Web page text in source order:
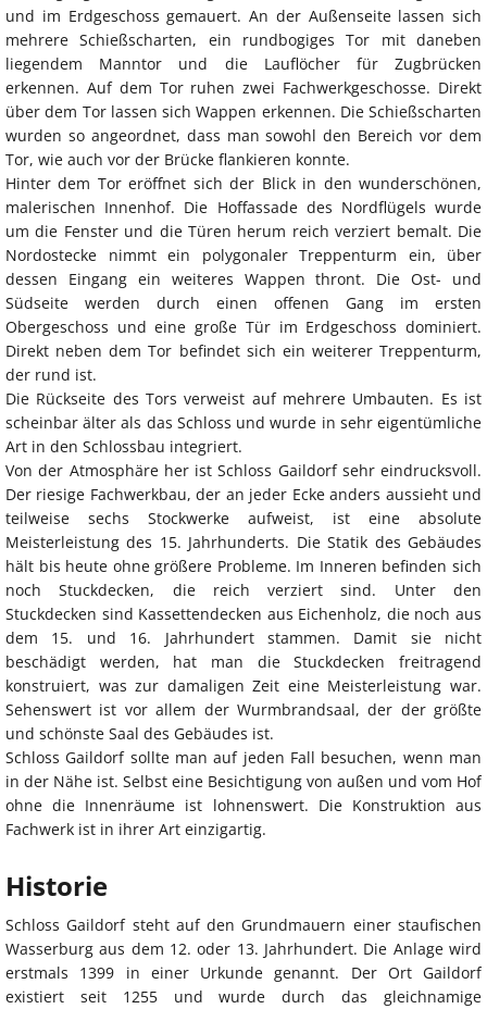
und im Erdgeschoss gemauert. An der Außenseite lassen sich
mehrere Schießscharten, ein rundbogiges Tor mit daneben
liegendem Manntor und die Lauflöcher für Zugbrücken
erkennen. Auf dem Tor ruhen zwei Fachwerkgeschosse. Direkt
über dem Tor lassen sich Wappen erkennen. Die Schießscharten
wurden so angeordnet, dass man sowohl den Bereich vor dem
Tor, wie auch vor der Brücke flankieren konnte.
Hinter dem Tor eröffnet sich der Blick in den wunderschönen,
malerischen Innenhof. Die Hoffassade des Nordflügels wurde
um die Fenster und die Türen herum reich verziert bemalt. Die
Nordostecke nimmt ein polygonaler Treppenturm ein, über
dessen Eingang ein weiteres Wappen thront. Die Ost- und
Südseite werden durch einen offenen Gang im ersten
Obergeschoss und eine große Tür im Erdgeschoss dominiert.
Direkt neben dem Tor befindet sich ein weiterer Treppenturm,
der rund ist.
Die Rückseite des Tors verweist auf mehrere Umbauten. Es ist
scheinbar älter als das Schloss und wurde in sehr eigentümliche
Art in den Schlossbau integriert.
Von der Atmosphäre her ist Schloss Gaildorf sehr eindrucksvoll.
Der riesige Fachwerkbau, der an jeder Ecke anders aussieht und
teilweise sechs Stockwerke aufweist, ist eine absolute
Meisterleistung des 15. Jahrhunderts. Die Statik des Gebäudes
hält bis heute ohne größere Probleme. Im Inneren befinden sich
noch Stuckdecken, die reich verziert sind. Unter den
Stuckdecken sind Kassettendecken aus Eichenholz, die noch aus
dem 15. und 16. Jahrhundert stammen. Damit sie nicht
beschädigt werden, hat man die Stuckdecken freitragend
konstruiert, was zur damaligen Zeit eine Meisterleistung war.
Sehenswert ist vor allem der Wurmbrandsaal, der der größte
und schönste Saal des Gebäudes ist.
Schloss Gaildorf sollte man auf jeden Fall besuchen, wenn man
in der Nähe ist. Selbst eine Besichtigung von außen und vom Hof
ohne die Innenräume ist lohnenswert. Die Konstruktion aus
Fachwerk ist in ihrer Art einzigartig.
Historie
Schloss Gaildorf steht auf den Grundmauern einer staufischen
Wasserburg aus dem 12. oder 13. Jahrhundert. Die Anlage wird
erstmals 1399 in einer Urkunde genannt. Der Ort Gaildorf
existiert seit 1255 und wurde durch das gleichnamige